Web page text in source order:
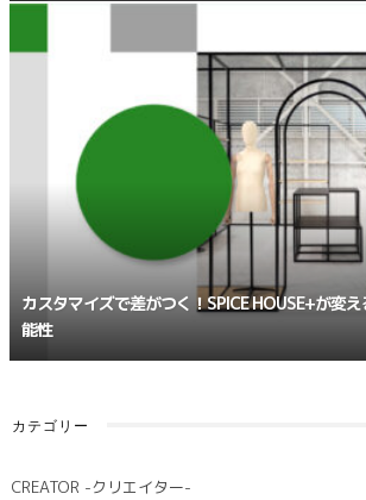
カスタマイズで差がつく！SPICE HOUSE+が変
能性
カテゴリー
CREATOR -クリエイター-